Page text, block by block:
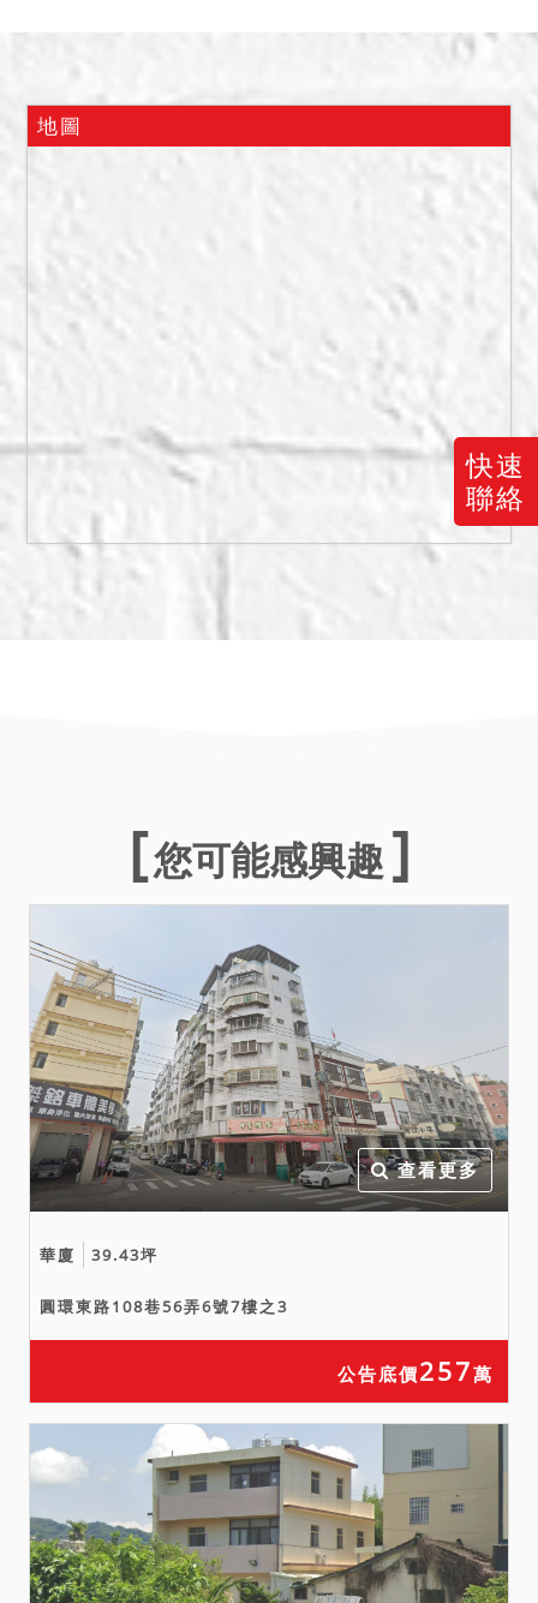
快速
聯絡
四、本件拍賣建物查封時債
後點交，共有部分及停車位
五、抵押權於拍定後塗銷。
用、有無停車位及其使用
權，因欠缺公示資料，應買
人請自行查明，如有爭議，
七、附表編號２之建物
（1731建號）並未辦理建築
物所有權第一次登記，拍定
後無法逕持不動產權利移轉
證書辦理所有權移轉登記，
行承受拆除之危險。
地圖
您可能感興趣
查看更多
華廈 39.43坪
圓環東路108巷56弄6號7樓之3
公告底價257萬